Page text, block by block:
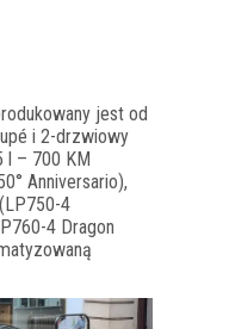
jest od
i 2-drzwiowy
l – 700 KM
Anniversario),
4
4 Dragon